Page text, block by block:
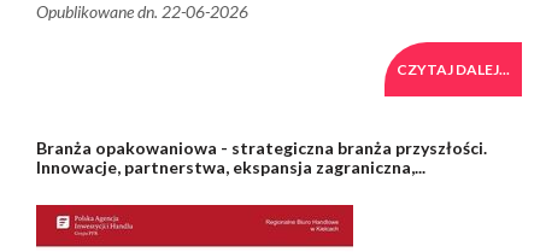
Opublikowane dn. 22-06-2026
CZYTAJ DALEJ...
Branża opakowaniowa - strategiczna branża przyszłości.
Innowacje, partnerstwa, ekspansja zagraniczna,...